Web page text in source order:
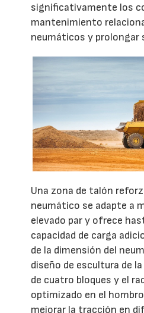
significativamente los
mantenimiento
neumáticos y prolongar
Una zona de talón
neumático se adapte a
elevado par y ofrece
capacidad de carga
de la dimensión del
diseño de escultura de
de cuatro bloques y el
optimizado en el
mejorar la tracción en